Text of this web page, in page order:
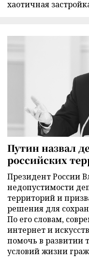
хаотичная
Путин назвал
российских
Президент России
недопустимости
территорий и
решения для
По его словам,
интернет и
помочь в развитии
условий жизни